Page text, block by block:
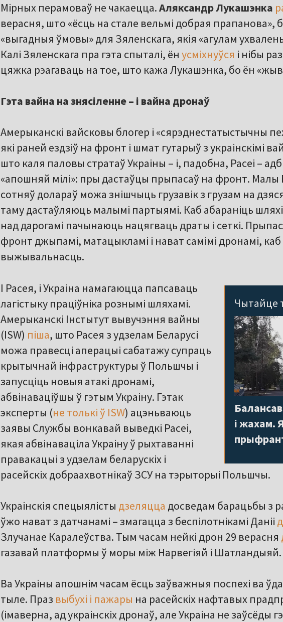
Мірных перамоваў не чакаецца.Аляксандр Лукашэнка
верасня, што «ёсць на стале вельмі добрая прапанова»,
«выгадныя ўмовы» для Зяленскага, якія «агулам
Калі Зяленскага пра гэта спыталі, ён усміхнуўся і нібы
цяжка рэагаваць на тое, што кажа Лукашэнка, бо ён
Гэта вайна на знясіленне – і вайна дронаў
Амерыканскі вайсковы блогер і «сярэднестатыстычны
які раней ездзіў на фронт і шмат гутарыў з украінскімі
што каля паловы стратаў Украіны – і, падобна, Расеі –
«апошняй мілі»: пры дастаўцы прыпасаў на фронт. Малы
сотняў долараў можа знішчыць грузавік з грузам на
таму дастаўляюць малымі партыямі. Каб абараніць
над дарогамі пачынаюць нацягваць драты і сеткі.
фронт джыпамі, матацыкламі і нават самімі дронамі,
выжывальнасць.
Чытайце
і жахам.
І Расея, і Украіна намагаюцца папсаваць
лагістыку праціўніка рознымі шляхамі.
Амерыканскі Інстытут вывучэння вайны
(ISW) піша, што Расея з удзелам Беларусі
можа правесці аперацыі сабатажу супраць
крытычнай інфраструктуры ў Польшчы і
запусціць новыя атакі дронамі,
абвінаваціўшы ў гэтым Украіну. Гэтак
эксперты (не толькі ў ISW) ацэньваюць
заявы Службы вонкавай выведкі Расеі,
якая абвінаваціла Украіну ў рыхтаванні
правакацыі з удзелам беларускіх і
расейскіх добраахвотнікаў ЗСУ на тэрыторыі Польшчы.
Украінскія спецыялісты дзеляцца досведам барацьбы з
ўжо нават з датчанамі – змагацца з беспілотнікамі Даніі
Злучанае Каралеўства. Тым часам нейкі дрон 29 верасня
газавай платформы ў моры між Нарвегіяй і Шатландыяй.
Ва Украіны апошнім часам ёсць заўважныя поспехі ва
тыле. Праз выбухі і пажары на расейскіх нафтавых
(імаверна, ад украінскіх дронаў, але Украіна не заўсёды